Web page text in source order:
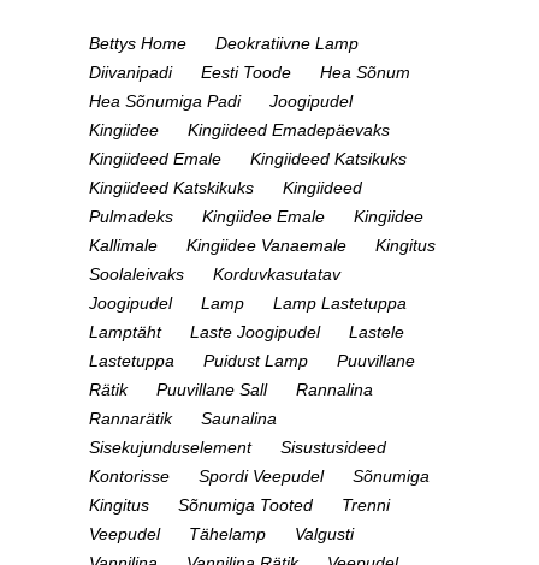
Bettys Home
Deokratiivne Lamp
Diivanipadi
Eesti Toode
Hea Sõnum
Hea Sõnumiga Padi
Joogipudel
Kingiidee
Kingiideed Emadepäevaks
Kingiideed Emale
Kingiideed Katsikuks
Kingiideed Katskikuks
Kingiideed
Pulmadeks
Kingiidee Emale
Kingiidee
Kallimale
Kingiidee Vanaemale
Kingitus
Soolaleivaks
Korduvkasutatav
Joogipudel
Lamp
Lamp Lastetuppa
Lamptäht
Laste Joogipudel
Lastele
Lastetuppa
Puidust Lamp
Puuvillane
Rätik
Puuvillane Sall
Rannalina
Rannarätik
Saunalina
Sisekujunduselement
Sisustusideed
Kontorisse
Spordi Veepudel
Sõnumiga
Kingitus
Sõnumiga Tooted
Trenni
Veepudel
Tähelamp
Valgusti